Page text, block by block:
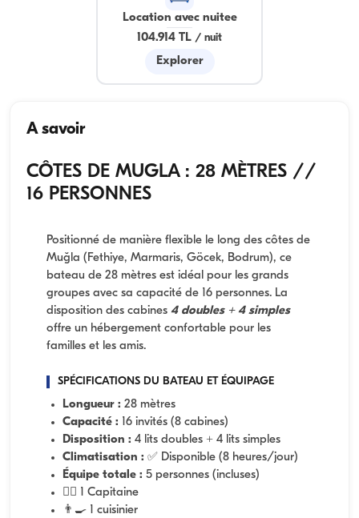
Location avec nuitee
104.914 TL / nuit
Explorer
A savoir
CÔTES DE MUGLA : 28 MÈTRES //
16 PERSONNES
Positionné de manière flexible le long des côtes de
Muğla (Fethiye, Marmaris, Göcek, Bodrum), ce
bateau de 28 mètres est idéal pour les grands
groupes avec sa capacité de 16 personnes. La
disposition des cabines 4 doubles + 4 simples
offre un hébergement confortable pour les
familles et les amis.
SPÉCIFICATIONS DU BATEAU ET ÉQUIPAGE
Longueur : 28 mètres
Capacité : 16 invités (8 cabines)
Disposition : 4 lits doubles + 4 lits simples
Climatisation : ✅ Disponible (8 heures/jour)
Équipe totale : 5 personnes (incluses)
👨‍✈️ 1 Capitaine
👨‍🍳 1 cuisinier